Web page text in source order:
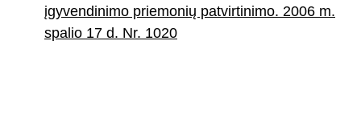
įgyvendinimo priemonių patvirtinimo. 2006 m.
spalio 17 d. Nr. 1020